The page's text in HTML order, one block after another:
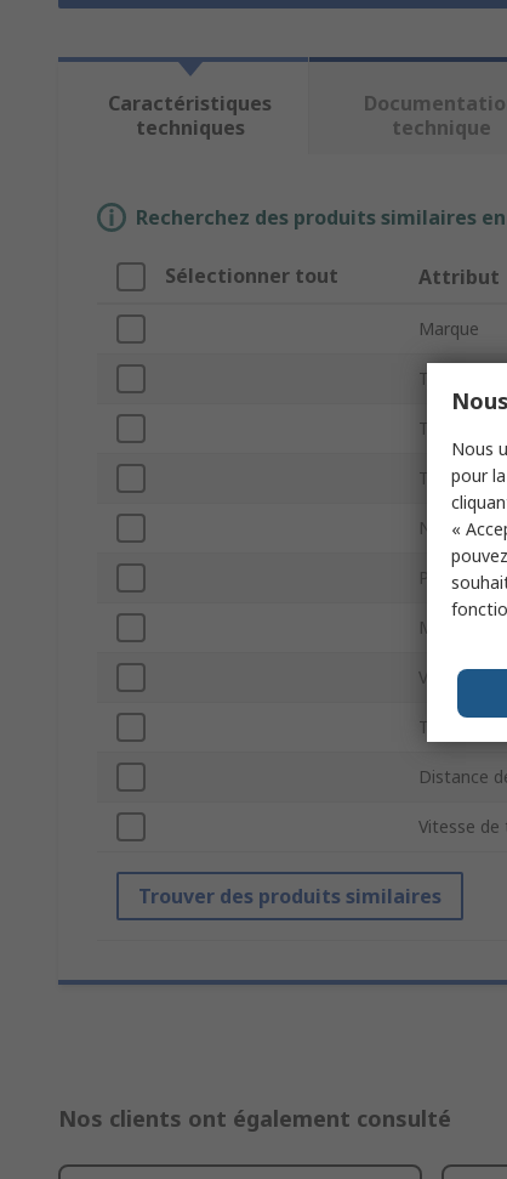
Caractéristiques
techniques
technique
Recherchez des produits similaires
Sélectionner tout Attribut
Marque
Type de
Normes/
Port de
Mode de
Vitesse
Type de
Distance
Vitesse
Trouver des produits similaires
Nos clients ont également consulté
Nous
pour
«